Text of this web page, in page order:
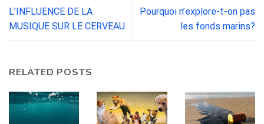
L’INFLUENCE DE LA
MUSIQUE SUR LE CERVEAU
Pourquoi n’explore-t-on pas
les fonds marins?
RELATED POSTS